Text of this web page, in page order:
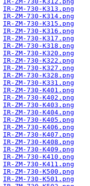
IR-ZM-730-K313.png
IR-ZM-730-K314.png
IR-ZM-730-K315.png
IR-ZM-730-K316.png
IR-ZM-730-K317.png
IR-ZM-730-K318.png
IR-ZM-730-K320.png
IR-ZM-730-K322.png
IR-ZM-730-K327.png
IR-ZM-730-K328.png
IR-ZM-730-K331.png
IR-ZM-730-K401.png
IR-ZM-730-K402.png
IR-ZM-730-K403.png
IR-ZM-730-K404.png
IR-ZM-730-K405.png
IR-ZM-730-K406.png
IR-ZM-730-K407.png
IR-ZM-730-K408.png
IR-ZM-730-K409.png
IR-ZM-730-K410.png
IR-ZM-730-K411.png
IR-ZM-730-K500.png
IR-ZM-730-K501.png